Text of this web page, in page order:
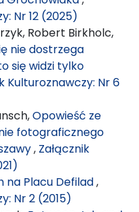
Nr 12 (2025)
Robert Birkholc,
nie dostrzega
się widzi tylko
Kulturoznawczy: Nr 6
Opowieść ze
fotograficznego
, Załącznik
na Placu Defilad,
Nr 2 (2015)